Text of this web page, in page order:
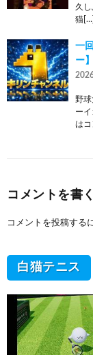
久
猫[…]
一
ー】
野
ー
は
コメントを書く
コメントを投稿する
白猫テニス